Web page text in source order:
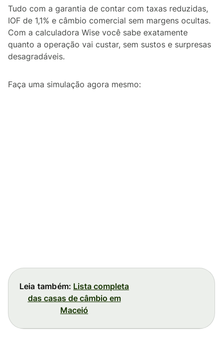
Tudo com a garantia de contar com taxas reduzidas,
IOF de 1,1% e câmbio comercial sem margens ocultas.
Com a calculadora Wise você sabe exatamente
quanto a operação vai custar, sem sustos e surpresas
desagradáveis.
Faça uma simulação agora mesmo:
Leia também: Lista completa
das casas de câmbio em
Maceió